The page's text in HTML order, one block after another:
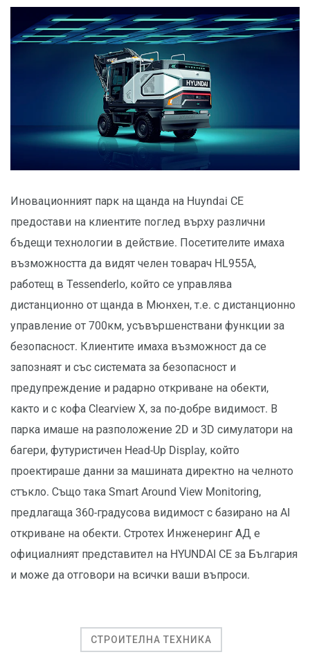
Иновационният парк на щанда на Huyndai CE
предостави на клиентите поглед върху различни
бъдещи технологии в действие. Посетителите имаха
възможността да видят челен товарач HL955A,
работещ в Tessenderlo, който се управлява
дистанционно от щанда в Мюнхен, т.е. с дистанционно
управление от 700км, усъвършенствани функции за
безопасност. Клиентите имаха възможност да се
запознаят и със системата за безопасност и
предупреждение и радарно откриване на обекти,
както и с кофа Clearview X, за по-добре видимост. В
парка имаше на разположение 2D и 3D симулатори на
багери, футуристичен Head-Up Display, който
проектираше данни за машината директно на челното
стъкло. Също така Smart Around View Monitoring,
предлагаща 360-градусова видимост с базирано на AI
откриване на обекти. Стротех Инженеринг АД е
официалният представител на HYUNDAI CE за България
и може да отговори на всички ваши въпроси.
СТРОИТЕЛНА ТЕХНИКА